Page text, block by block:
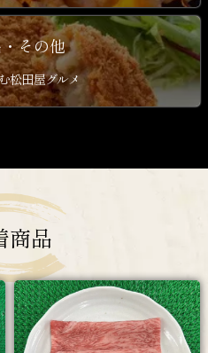
その他
松田屋グルメ
商品